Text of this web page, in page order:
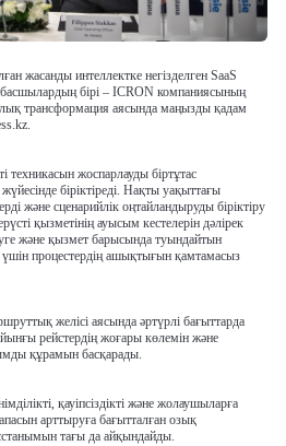
жасанды интеллектке негізделген SaaS
бірі – ICRON компаниясының
трансформация аясында маңызды қадам
техникасын жоспарлауды біртұтас
біріктіреді. Нақты уақыттағы
және сценарийлік оңтайландыруды біріктіру
қызметінің ауысым кестелерін дәлірек
және қызмет барысында туындайтын
үшін процестердің ашықтығын қамтамасыз
желісі аясында әртүрлі бағыттарда
рейстердің жоғары көлемін және
құрамын басқарады.
қауіпсіздікті және жолаушыларға
арттыруға бағытталған озық
тағы да айқындайды.